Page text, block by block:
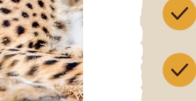
Chobe.
il cane